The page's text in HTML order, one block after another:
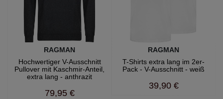
RAGMAN
Hochwertiger V-Ausschnitt
Pullover mit Kaschmir-Anteil,
extra lang - anthrazit
79,95 €
RAGMAN
T-Shirts extra lang im 2er-
Pack - V-Ausschnitt - weiß
39,90 €